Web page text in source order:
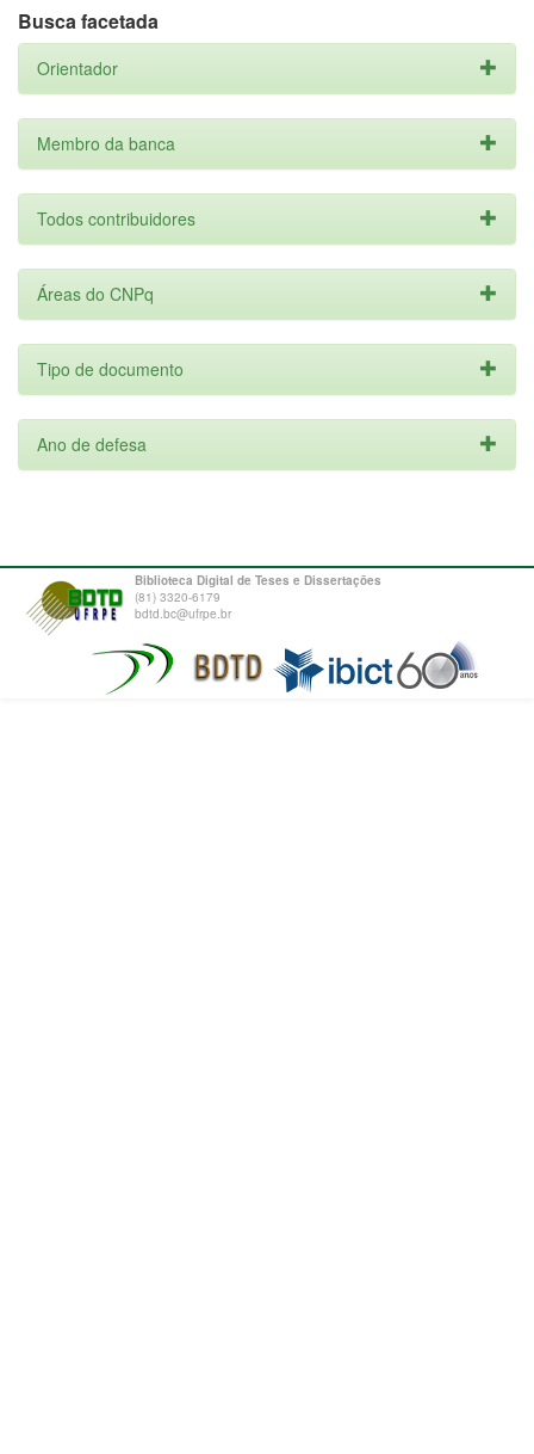
Busca facetada
Orientador
Membro da banca
Todos contribuidores
Áreas do CNPq
Tipo de documento
Ano de defesa
Biblioteca Digital de Teses e Dissertações
(81) 3320-6179
bdtd.bc@ufrpe.br